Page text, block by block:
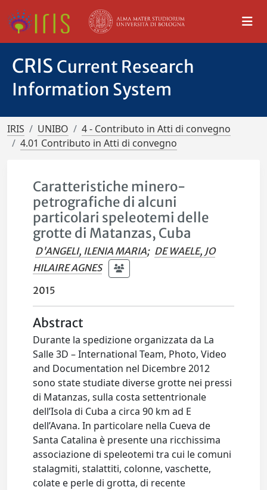
CRIS Current Research
Information System
IRIS UNIBO
4 - Contributo in Atti di convegno
4.01 Contributo in Atti di convegno
Caratteristiche minero-
petrografiche di alcuni
particolari speleotemi delle
grotte di Matanzas, Cuba
D'ANGELI, ILENIA MARIA; DE WAELE, JO
HILAIRE AGNES
2015
Abstract
Durante la spedizione organizzata da La
Salle 3D – International Team, Photo, Video
and Documentation nel Dicembre 2012
sono state studiate diverse grotte nei pressi
di Matanzas, sulla costa settentrionale
dell’Isola di Cuba a circa 90 km ad E
dell’Avana. In particolare nella Cueva de
Santa Catalina è presente una ricchissima
associazione di speleotemi tra cui le comuni
stalagmiti, stalattiti, colonne, vaschette,
colate e perle di grotta, di recente